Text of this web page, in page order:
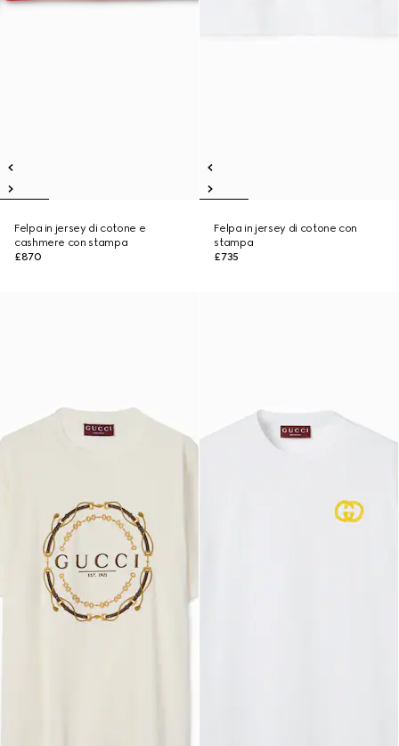
Felpa in jersey di cotone e
cashmere con stampa
£870
Felpa in jersey di cotone con
stampa
£735